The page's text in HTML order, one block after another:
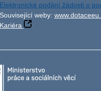
Elektronické podání žádosti o
Související weby:
Kariéra